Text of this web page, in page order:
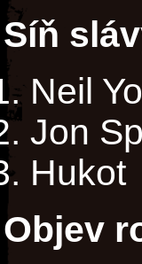
Síň
Neil
Jon
Hukot
Objev